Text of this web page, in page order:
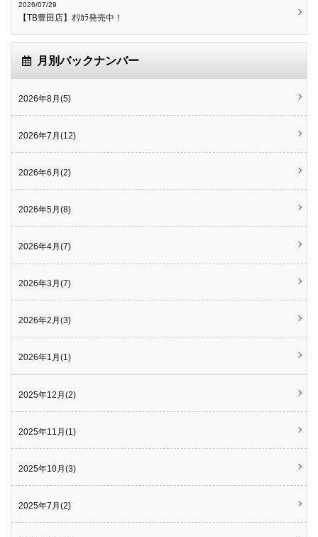
2026/07/29
【TB豊田店】ｵﾘｶﾗ発売中！
月別バックナンバー
2026年8月(5)
2026年7月(12)
2026年6月(2)
2026年5月(8)
2026年4月(7)
2026年3月(7)
2026年2月(3)
2026年1月(1)
2025年12月(2)
2025年11月(1)
2025年10月(3)
2025年7月(2)